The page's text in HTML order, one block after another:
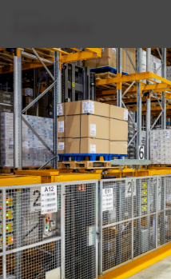
Jungheinrich
netradiční
předávku palet
hlídá